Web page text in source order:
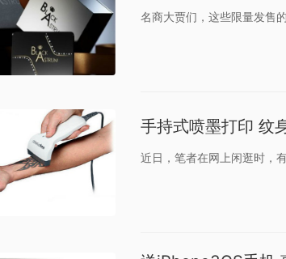
名商大贾们，这些限量发售
手持式喷墨打印 纹
近日，笔者在网上闲逛时，